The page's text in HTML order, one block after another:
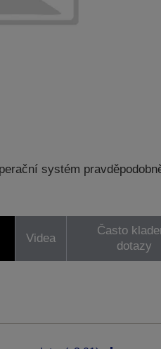
systém
Videa
Často
dotazy